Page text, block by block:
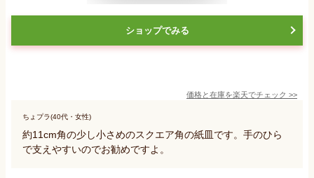
ショップでみる
価格と在庫を楽天でチェック >>
ちょプラ(40代・女性)
約11cm角の少し小さめのスクエア角の紙皿です。手のひら
で支えやすいのでお勧めですよ。